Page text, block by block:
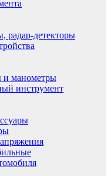
радар-детекторы
и манометры
инструмент